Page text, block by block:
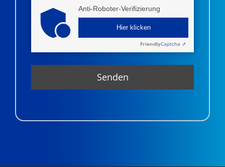
Anti-Roboter-Verifizierung
Hier klicken
FriendlyCaptcha ⇗